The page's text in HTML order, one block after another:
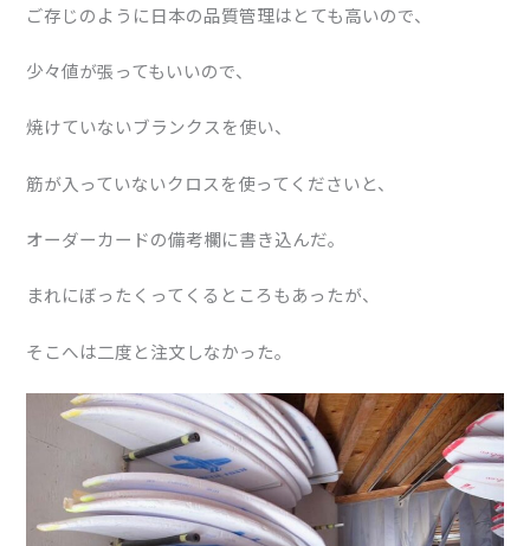
ご存じのように日本の品質管理はとても高いので、
少々値が張ってもいいので、
焼けていないブランクスを使い、
筋が入っていないクロスを使ってくださいと、
オーダーカードの備考欄に書き込んだ。
まれにぼったくってくるところもあったが、
そこへは二度と注文しなかった。